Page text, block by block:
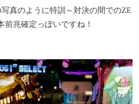
真のように特訓～対決の間でのZE
前兆確定っぽいですね！